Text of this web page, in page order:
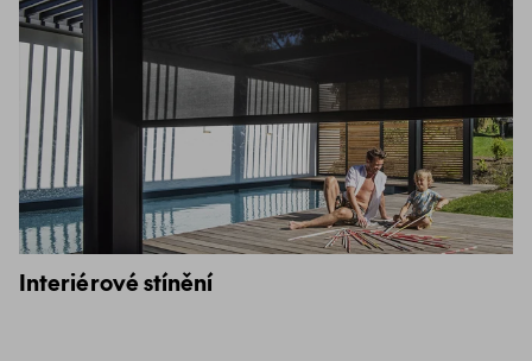
Interiérové stínění